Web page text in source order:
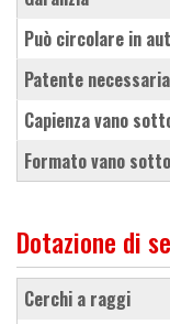
Può circolare in
Patente necessaria
Capienza vano
Formato vano
Dotazione di
cerchi a raggi